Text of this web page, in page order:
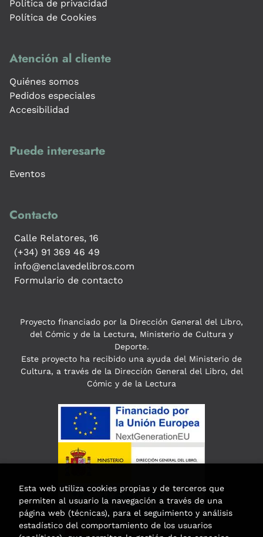
Política de privacidad
Política de Cookies
Atención al cliente
Quiénes somos
Pedidos especiales
Accesibilidad
Puede interesarte
Eventos
Contacto
Calle Relatores, 16
(+34) 91 369 46 49
info@enclavedelibros.com
Formulario de contacto
Proyecto financiado por la Dirección General del Libro,
del Cómic y de la Lectura, Ministerio de Cultura y
Deporte.
Este proyecto ha recibido una ayuda del Ministerio de
Cultura, a través de la Dirección General del Libro, del
Cómic y de la Lectura
Esta web utiliza cookies propias y de terceros que
permiten al usuario la navegación a través de una
página web (técnicas), para el seguimiento y análisis
estadístico del comportamiento de los usuarios